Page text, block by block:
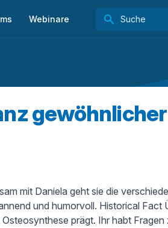
Webinare
mit Daniela geht sie die
und humorvoll. Historical Fact
prägt. Ihr habt